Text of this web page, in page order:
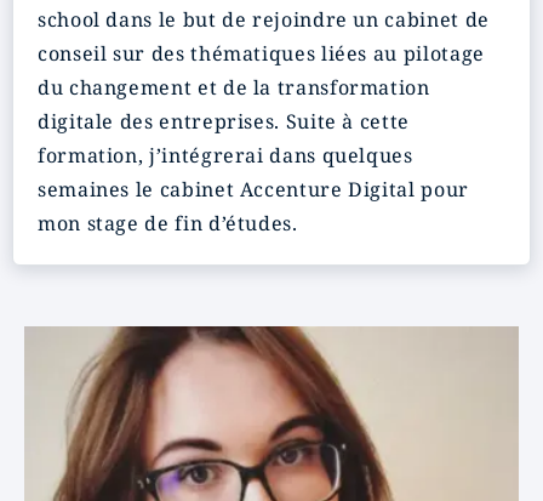
school dans le but de rejoindre un cabinet de
conseil sur des thématiques liées au pilotage
du changement et de la transformation
digitale des entreprises. Suite à cette
formation, j’intégrerai dans quelques
semaines le cabinet Accenture Digital pour
mon stage de fin d’études.